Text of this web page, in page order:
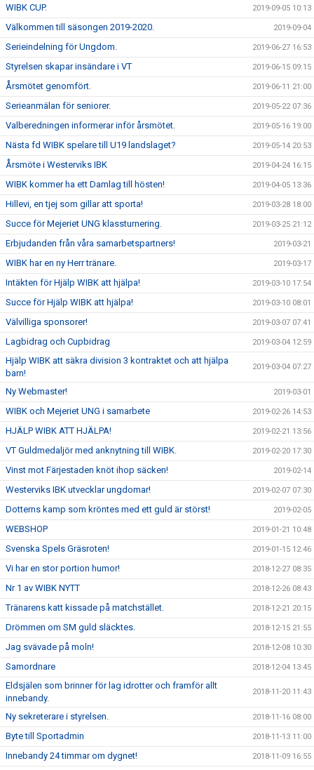
WIBK CUP. 2019-09-05 10:13
Välkommen till säsongen 2019-2020. 2019-09-04
Serieindelning för Ungdom. 2019-06-27 16:53
Styrelsen skapar insändare i VT 2019-06-15 09:15
Årsmötet genomfört. 2019-06-11 21:00
Serieanmälan för seniorer. 2019-05-22 07:36
Valberedningen informerar inför årsmötet. 2019-05-16 19:00
Nästa fd WIBK spelare till U19 landslaget? 2019-05-14 20:53
Årsmöte i Westerviks IBK 2019-04-24 16:15
WIBK kommer ha ett Damlag till hösten! 2019-04-05 13:36
Hillevi, en tjej som gillar att sporta! 2019-03-28 18:00
Succe för Mejeriet UNG klassturnering. 2019-03-25 21:12
Erbjudanden från våra samarbetspartners! 2019-03-21
WIBK har en ny Herr tränare. 2019-03-17
Intäkten för Hjälp WIBK att hjälpa! 2019-03-10 17:54
Succe för Hjälp WIBK att hjälpa! 2019-03-10 08:01
Välvilliga sponsorer! 2019-03-07 07:41
Lagbidrag och Cupbidrag 2019-03-04 12:59
Hjälp WIBK att säkra division 3 kontraktet och att hjälpa
barn!
2019-03-04 07:27
Ny Webmaster! 2019-03-01
WIBK och Mejeriet UNG i samarbete 2019-02-26 14:53
HJÄLP WIBK ATT HJÄLPA! 2019-02-21 13:56
VT Guldmedaljör med anknytning till WIBK. 2019-02-20 17:30
Vinst mot Färjestaden knöt ihop säcken! 2019-02-14
Westerviks IBK utvecklar ungdomar! 2019-02-07 07:30
Dotterns kamp som kröntes med ett guld är störst! 2019-02-05
WEBSHOP 2019-01-21 10:48
Svenska Spels Gräsroten! 2019-01-15 12:46
Vi har en stor portion humor! 2018-12-27 08:35
Nr 1 av WIBK NYTT 2018-12-26 08:43
Tränarens katt kissade på matchstället. 2018-12-21 20:15
Drömmen om SM guld släcktes. 2018-12-15 21:55
Jag svävade på moln! 2018-12-08 10:30
Samordnare 2018-12-04 13:45
Eldsjälen som brinner för lag idrotter och framför allt
innebandy.
2018-11-20 11:43
Ny sekreterare i styrelsen. 2018-11-16 08:00
Byte till Sportadmin 2018-11-13 11:00
Innebandy 24 timmar om dygnet! 2018-11-09 16:55